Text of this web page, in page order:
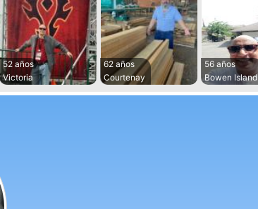
52 años
Victoria
62 años
Courtenay
56 años
Bowen Island